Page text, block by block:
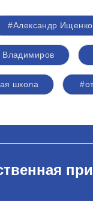
#Александр Ищенко
школа